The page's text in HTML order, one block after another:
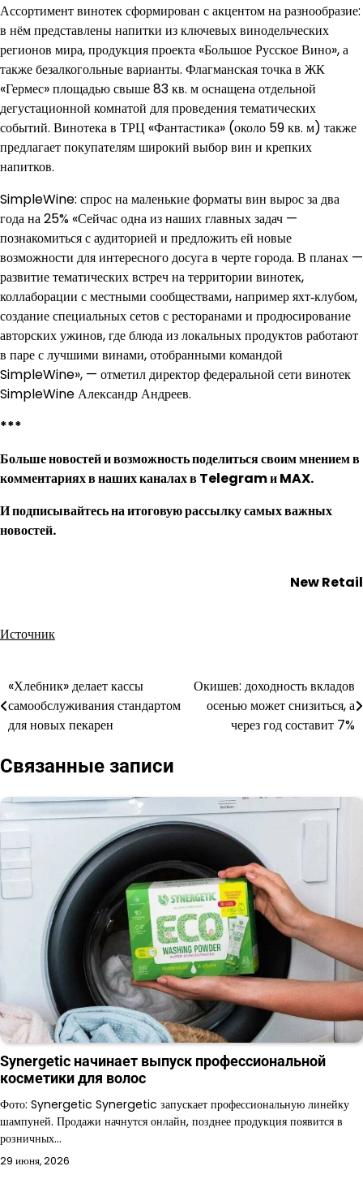
Ассортимент винотек сформирован с акцентом на разнообразие:
в нём представлены напитки из ключевых винодельческих
регионов мира, продукция проекта «Большое Русское Вино», а
также безалкогольные варианты. Флагманская точка в ЖК
«Гермес» площадью свыше 83 кв. м оснащена отдельной
дегустационной комнатой для проведения тематических
событий. Винотека в ТРЦ «Фантастика» (около 59 кв. м) также
предлагает покупателям широкий выбор вин и крепких
напитков.
SimpleWine: спрос на маленькие форматы вин вырос за два
года на 25% «Сейчас одна из наших главных задач —
познакомиться с аудиторией и предложить ей новые
возможности для интересного досуга в черте города. В планах —
развитие тематических встреч на территории винотек,
коллаборации с местными сообществами, например яхт‑клубом,
создание специальных сетов с ресторанами и продюсирование
авторских ужинов, где блюда из локальных продуктов работают
в паре с лучшими винами, отобранными командой
SimpleWine», — отметил директор федеральной сети винотек
SimpleWine Александр Андреев.
***
Больше новостей и возможность поделиться своим мнением в
комментариях в наших каналах вTelegramиMAX.
Иподписывайтесьна итоговую рассылку самых важных
новостей.
New Retail
Источник
Навигация
по
«Хлебник» делает кассы
самообслуживания стандартом
для новых пекарен
Окишев: доходность вкладов
осенью может снизиться, а
через год составит 7%
Связанные записи
Synergetic начинает выпуск профессиональной
косметики для волос
Фото: Synergetic Synergetic запускает профессиональную линейку
шампуней. Продажи начнутся онлайн, позднее продукция появится в
розничных…
29 июня, 2026